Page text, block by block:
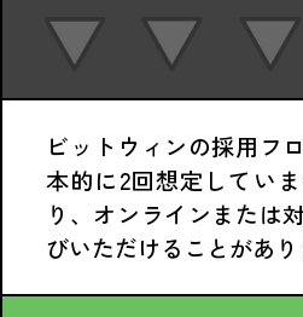
ビットウィンの採用フ
本的に2回想定してい
り、オンラインまたは
びいただけることがあり